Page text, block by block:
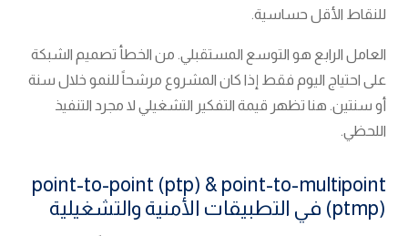
للنقاط الأقل حساسية.
العامل الرابع هو التوسع المستقبلي. من الخطأ تصميم الشبكة
على احتياج اليوم فقط إذا كان المشروع مرشحاً للنمو خلال سنة
أو سنتين. هنا تظهر قيمة التفكير التشغيلي لا مجرد التنفيذ
اللحظي.
point-to-point (ptp) & point-to-multipoint
(ptmp) في التطبيقات الأمنية والتشغيلية